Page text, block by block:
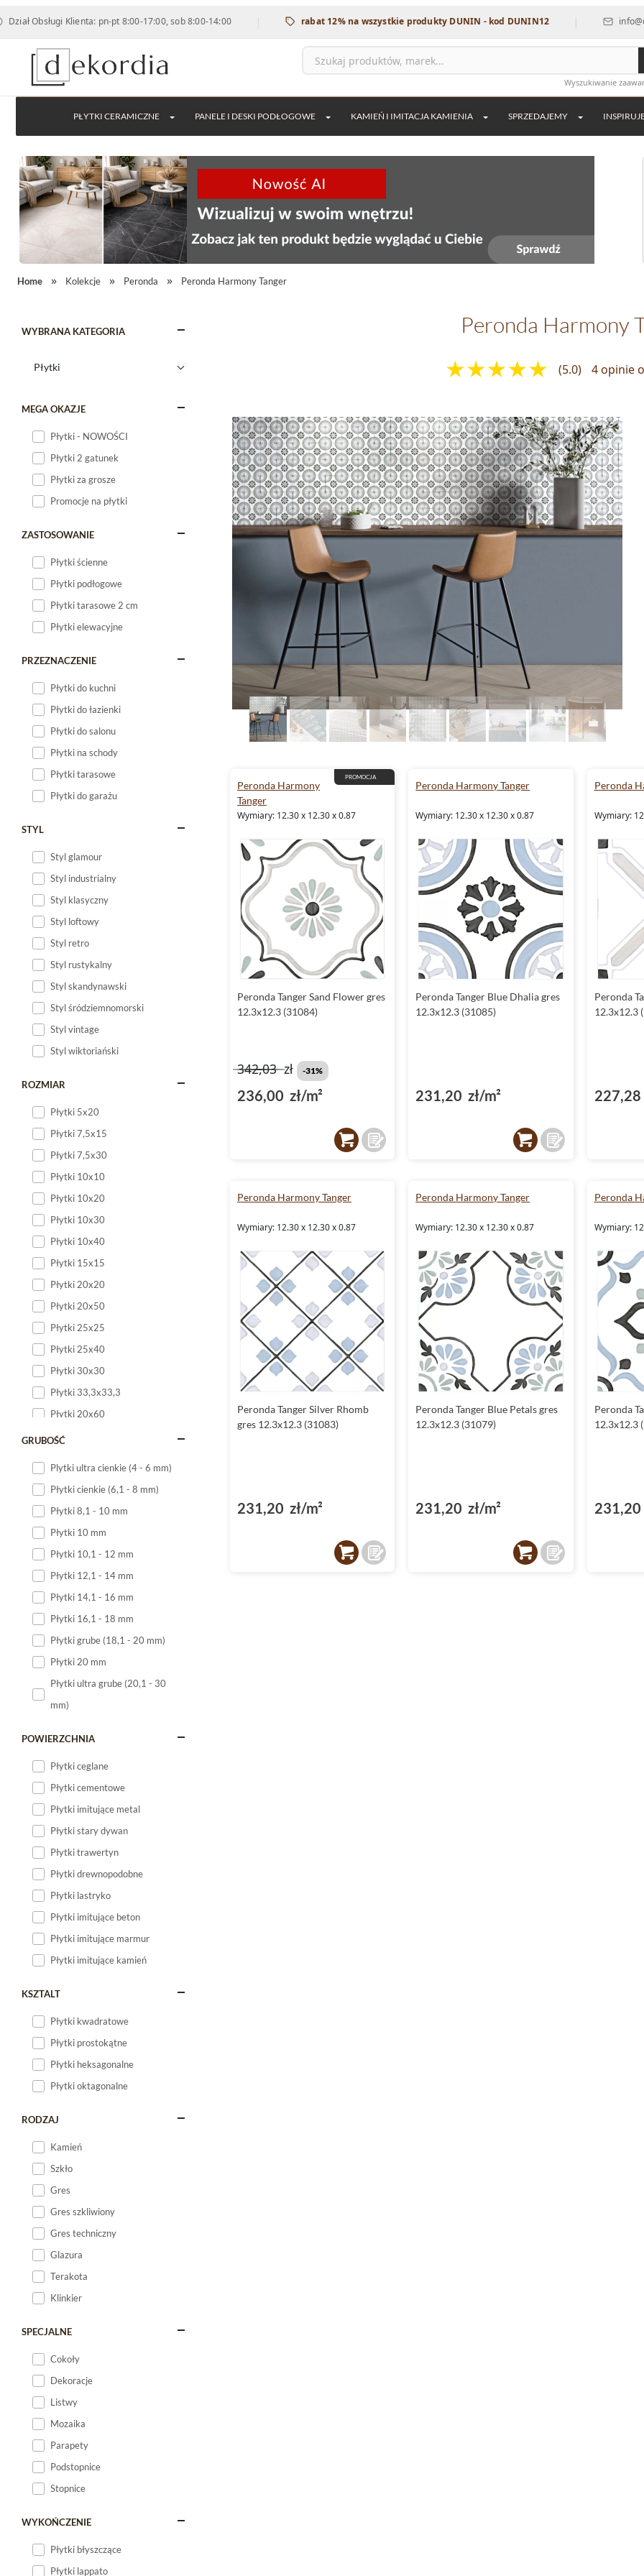
Klienta: pn-pt 8:00-17:00, sob 8:00-14:00 | rabat 12% na wszystkie produkty DUNIN - kod DUNIN12 |
Wyszukiwanie
PŁYTKI CERAMICZNE PANELE I DESKI PODŁOGOWE KAMIEŃ I IMITACJA KAMIENIA SPRZEDAJEMY
Home Kolekcje Peronda Peronda Harmony Tanger
WYBRANA KATEGORIA
MEGA OKAZJE
Płytki - NOWOŚCI
Płytki 2 gatunek
Płytki za grosze
Promocje na płytki
ZASTOSOWANIE
Płytki ścienne
Płytki podłogowe
Płytki tarasowe 2 cm
Płytki elewacyjne
PRZEZNACZENIE
Płytki do kuchni
Płytki do łazienki
Płytki do salonu
Płytki na schody
Płytki tarasowe
Płytki do garażu
STYL
Styl glamour
Styl industrialny
Styl klasyczny
Styl loftowy
Styl retro
Styl rustykalny
Styl skandynawski
Styl śródziemnomorski
Styl vintage
Styl wiktoriański
ROZMIAR
Płytki 5x20
Płytki 7,5x15
Płytki 7,5x30
Płytki 10x10
Płytki 10x20
Płytki 10x30
Płytki 10x40
Płytki 15x15
Płytki 20x20
Płytki 20x50
Płytki 25x25
Płytki 25x40
Płytki 30x30
Płytki 33,3x33,3
Płytki 20x60
Płytki 20x120
Płytki małe
GRUBOŚĆ
Plytki ultra cienkie (4 - 6 mm)
Płytki cienkie (6,1 - 8 mm)
Płytki 8,1 - 10 mm
Płytki 10 mm
Płytki 10,1 - 12 mm
Płytki 12,1 - 14 mm
Płytki 14,1 - 16 mm
Płytki 16,1 - 18 mm
Płytki grube (18,1 - 20 mm)
Płytki 20 mm
Płytki ultra grube (20,1 - 30
mm)
POWIERZCHNIA
Płytki ceglane
Płytki cementowe
Płytki imitujące metal
Płytki stary dywan
Płytki trawertyn
Płytki drewnopodobne
Płytki lastryko
Płytki imitujące beton
Płytki imitujące marmur
Płytki imitujące kamień
KSZTALT
Płytki kwadratowe
Płytki prostokątne
Płytki heksagonalne
Płytki oktagonalne
RODZAJ
Kamień
Szkło
Gres
Gres szkliwiony
Gres techniczny
Glazura
Terakota
Klinkier
SPECJALNE
Cokoły
Dekoracje
Listwy
Mozaika
Parapety
Podstopnice
Stopnice
WYKOŃCZENIE
Płytki błyszczące
Płytki lappato
Peronda Harmony
(5.0) 4 opinie
PROMOCJA
Peronda Harmony
Tanger
Wymiary: 12.30 x 12.30 x 0.87
Peronda Tanger Sand Flower gres
12.3x12.3 (31084)
342,03zł -31%
236,00 zł/m²
Peronda Harmony Tanger
Wymiary: 12.30 x 12.30 x 0.87
Peronda Tanger Blue Dhalia gres
12.3x12.3 (31085)
231,20 zł/m²
Peronda
Wymiary:
Peronda
12.3x12.3
227,28
Peronda Harmony Tanger
Wymiary: 12.30 x 12.30 x 0.87
Peronda Tanger Silver Rhomb
gres 12.3x12.3 (31083)
231,20 zł/m²
Peronda Harmony Tanger
Wymiary: 12.30 x 12.30 x 0.87
Peronda Tanger Blue Petals gres
12.3x12.3 (31079)
231,20 zł/m²
Peronda
Wymiary:
Peronda
12.3x12.3
231,20